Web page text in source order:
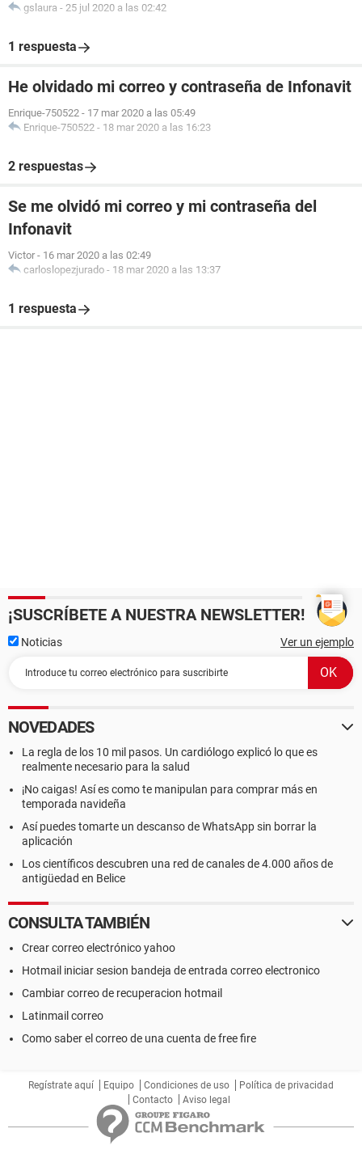
gslaura - 25 jul 2020 a las 02:42
1 respuesta
He olvidado mi correo y contraseña de Infonavit
Enrique-750522 - 17 mar 2020 a las 05:49
Enrique-750522 - 18 mar 2020 a las 16:23
2 respuestas
Se me olvidó mi correo y mi contraseña del
Infonavit
Victor - 16 mar 2020 a las 02:49
carloslopezjurado - 18 mar 2020 a las 13:37
1 respuesta
¡SUSCRÍBETE A NUESTRA NEWSLETTER!
Noticias Ver un ejemplo
NOVEDADES
La regla de los 10 mil pasos. Un cardiólogo explicó lo que es
realmente necesario para la salud
¡No caigas! Así es como te manipulan para comprar más en
temporada navideña
Así puedes tomarte un descanso de WhatsApp sin borrar la
aplicación
Los científicos descubren una red de canales de 4.000 años de
antigüedad en Belice
CONSULTA TAMBIÉN
Crear correo electrónico yahoo
Hotmail iniciar sesion bandeja de entrada correo electronico
Cambiar correo de recuperacion hotmail
Latinmail correo
Como saber el correo de una cuenta de free fire
Regístrate aquí Equipo Condiciones de uso
Política de privacidad
Contacto
Aviso legal